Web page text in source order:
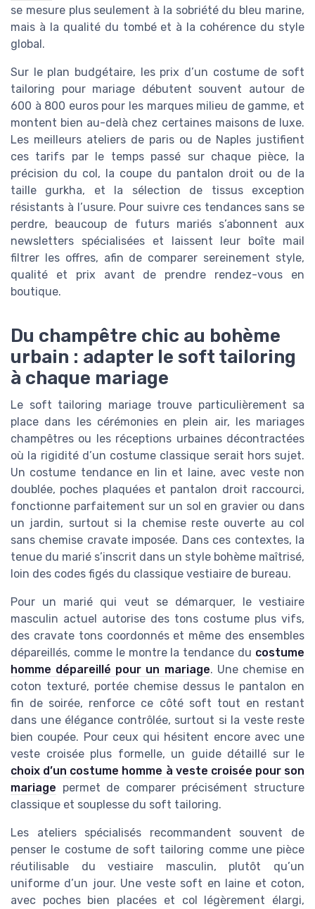
se mesure plus seulement à la sobriété du bleu marine,
mais à la qualité du tombé et à la cohérence du style
global.
Sur le plan budgétaire, les prix d’un costume de soft
tailoring pour mariage débutent souvent autour de
600 à 800 euros pour les marques milieu de gamme, et
montent bien au-delà chez certaines maisons de luxe.
Les meilleurs ateliers de paris ou de Naples justifient
ces tarifs par le temps passé sur chaque pièce, la
précision du col, la coupe du pantalon droit ou de la
taille gurkha, et la sélection de tissus exception
résistants à l’usure. Pour suivre ces tendances sans se
perdre, beaucoup de futurs mariés s’abonnent aux
newsletters spécialisées et laissent leur boîte mail
filtrer les offres, afin de comparer sereinement style,
qualité et prix avant de prendre rendez-vous en
boutique.
Du champêtre chic au bohème
urbain : adapter le soft tailoring
à chaque mariage
Le soft tailoring mariage trouve particulièrement sa
place dans les cérémonies en plein air, les mariages
champêtres ou les réceptions urbaines décontractées
où la rigidité d’un costume classique serait hors sujet.
Un costume tendance en lin et laine, avec veste non
doublée, poches plaquées et pantalon droit raccourci,
fonctionne parfaitement sur un sol en gravier ou dans
un jardin, surtout si la chemise reste ouverte au col
sans chemise cravate imposée. Dans ces contextes, la
tenue du marié s’inscrit dans un style bohème maîtrisé,
loin des codes figés du classique vestiaire de bureau.
Pour un marié qui veut se démarquer, le vestiaire
masculin actuel autorise des tons costume plus vifs,
des cravate tons coordonnés et même des ensembles
dépareillés, comme le montre la tendance du costume
homme dépareillé pour un mariage. Une chemise en
coton texturé, portée chemise dessus le pantalon en
fin de soirée, renforce ce côté soft tout en restant
dans une élégance contrôlée, surtout si la veste reste
bien coupée. Pour ceux qui hésitent encore avec une
veste croisée plus formelle, un guide détaillé sur le
choix d’un costume homme à veste croisée pour son
mariage permet de comparer précisément structure
classique et souplesse du soft tailoring.
Les ateliers spécialisés recommandent souvent de
penser le costume de soft tailoring comme une pièce
réutilisable du vestiaire masculin, plutôt qu’un
uniforme d’un jour. Une veste soft en laine et coton,
avec poches bien placées et col légèrement élargi,